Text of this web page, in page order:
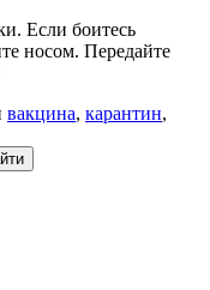
Если боитесь
носом. Передайте
вакцина, карантин,